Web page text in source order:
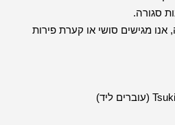
סגורה.
מגישים סושי או קערת פירות